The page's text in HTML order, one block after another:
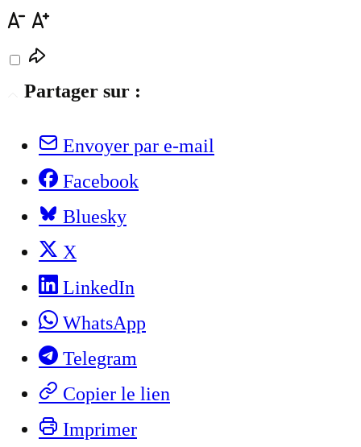
Partager sur :
Envoyer par e-mail
Facebook
Bluesky
X
LinkedIn
WhatsApp
Telegram
Copier le lien
Imprimer